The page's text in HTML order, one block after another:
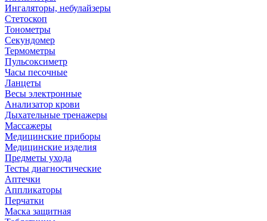
Ингаляторы, небулайзеры
Стетоскоп
Тонометры
Секундомер
Термометры
Пульсоксиметр
Часы песочные
Ланцеты
Весы электронные
Анализатор крови
Дыхательные тренажеры
Массажеры
Медицинские приборы
Медицинские изделия
Предметы ухода
Тесты диагностические
Аптечки
Аппликаторы
Перчатки
Маска защитная